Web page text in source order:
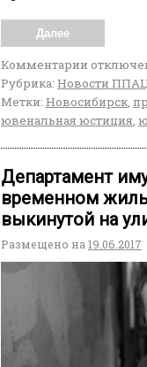
Далее
Комментарии
Рубрика: Новости
Метки: Новосибирск,
ювенальная юстиция,
Департамент
временном
выкинутой на
Размещено на 19.06.2017